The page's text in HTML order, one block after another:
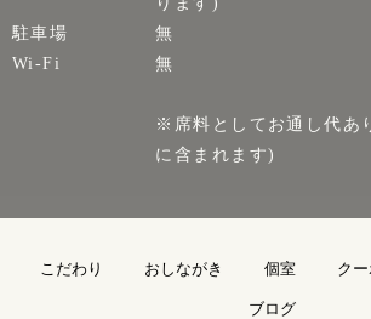
駐車場
無
Wi-Fi
無
※席料としてお通し代あ
に含まれます)
こだわり おしながき 個室 ク
ブログ